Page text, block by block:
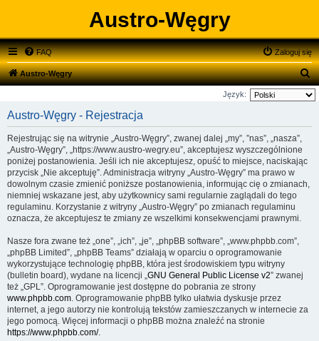
Austro-Węgry
FAQ Zaloguj się
Austro-Węgry
S
z
Język:
Austro-Węgry - Rejestracja
Rejestrując się na witrynie „Austro-Węgry”, zwanej dalej „my”, ”nas”, „nasza”,
„Austro-Węgry”, „https://www.austro-wegry.eu”, akceptujesz wyszczególnione
poniżej postanowienia. Jeśli ich nie akceptujesz, opuść to miejsce, naciskając
przycisk „Nie akceptuję”. Administracja witryny „Austro-Węgry” ma prawo w
dowolnym czasie zmienić poniższe postanowienia, informując cię o zmianach,
niemniej wskazane jest, aby użytkownicy sami regularnie zaglądali do tego
regulaminu. Korzystanie z witryny „Austro-Węgry” po zmianach regulaminu
oznacza, że akceptujesz te zmiany ze wszelkimi konsekwencjami prawnymi.
Nasze fora zwane też „one”, „ich”, „je”, „phpBB software”, „www.phpbb.com”,
„phpBB Limited”, „phpBB Teams” działają w oparciu o oprogramowanie
wykorzystujące technologię phpBB, która jest środowiskiem typu witryny
(bulletin board), wydane na licencji „GNU General Public License v2” zwanej
też „GPL”. Oprogramowanie jest dostępne do pobrania ze strony
www.phpbb.com. Oprogramowanie phpBB tylko ułatwia dyskusje przez
internet, a jego autorzy nie kontrolują tekstów zamieszczanych w internecie za
jego pomocą. Więcej informacji o phpBB można znaleźć na stronie
https://www.phpbb.com/.